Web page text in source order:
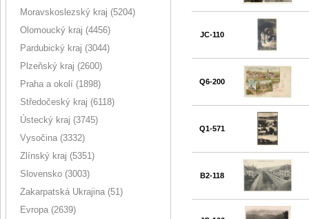
Moravskoslezský kraj (5204)
Olomoucký kraj (4456)
Pardubický kraj (3044)
Plzeňský kraj (2600)
Praha a okolí (1898)
Středočeský kraj (6118)
Ústecký kraj (3745)
Vysočina (3332)
Zlínský kraj (5351)
Slovensko (3003)
Zakarpatská Ukrajina (51)
Evropa (2639)
JC-110
Q6-200
Q1-571
B2-118